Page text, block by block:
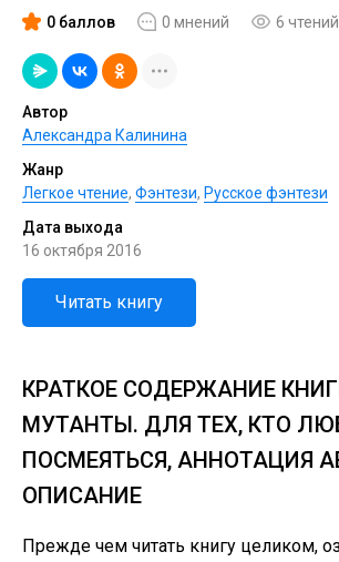
0 баллов 0 мнений 6 чтений
Автор
Александра Калинина
Жанр
Легкое чтение, Фэнтези, Русское фэнтези
Дата выхода
16 октября 2016
Читать книгу
КРАТКОЕ СОДЕРЖАНИЕ
МУТАНТЫ. ДЛЯ ТЕХ, КТО
ПОСМЕЯТЬСЯ, АННОТАЦИЯ
ОПИСАНИЕ
Прежде чем читать книгу целиком,